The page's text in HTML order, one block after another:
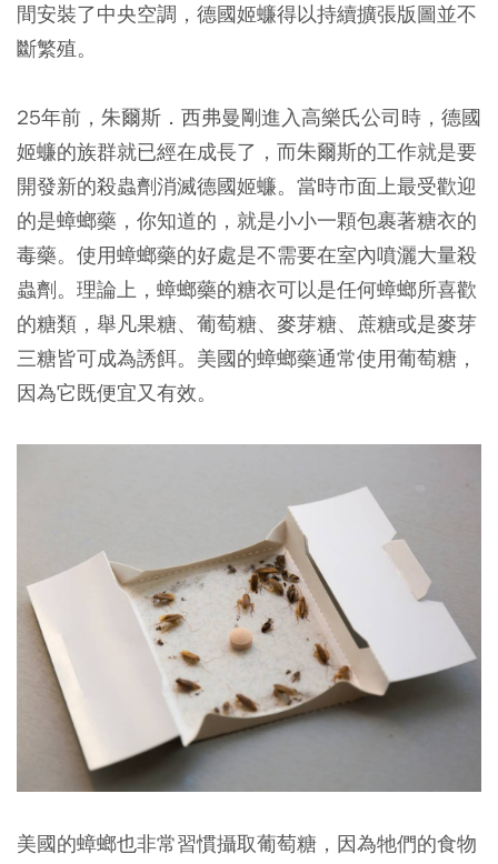
間安裝了中央空調，德國姬蠊得以持續擴張版圖並不
斷繁殖。
25年前，朱爾斯．西弗曼剛進入高樂氏公司時，德國
姬蠊的族群就已經在成長了，而朱爾斯的工作就是要
開發新的殺蟲劑消滅德國姬蠊。當時市面上最受歡迎
的是蟑螂藥，你知道的，就是小小一顆包裹著糖衣的
毒藥。使用蟑螂藥的好處是不需要在室內噴灑大量殺
蟲劑。理論上，蟑螂藥的糖衣可以是任何蟑螂所喜歡
的糖類，舉凡果糖、葡萄糖、麥芽糖、蔗糖或是麥芽
三糖皆可成為誘餌。美國的蟑螂藥通常使用葡萄糖，
因為它既便宜又有效。
美國的蟑螂也非常習慣攝取葡萄糖，因為牠們的食物